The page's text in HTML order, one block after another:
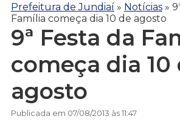
Prefeitura de Jundiaí » Notícias »
Família começa dia 10 de agosto
9ª Festa da
começa dia 10
agosto
Publicada em 07/08/2013 às 11:47